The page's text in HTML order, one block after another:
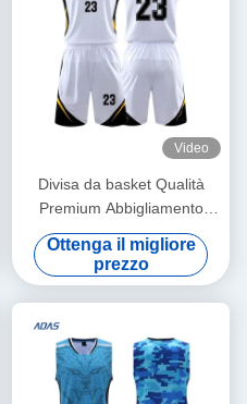
Video
Divisa da basket Qualità
Premium Abbigliamento
squadra di basket Nuovo
design 100% poliestere
Divise da basket
Ottenga il migliore
prezzo